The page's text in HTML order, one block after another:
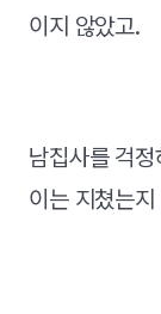
이지 않았고.
남집사를 걱
이는 지쳤는